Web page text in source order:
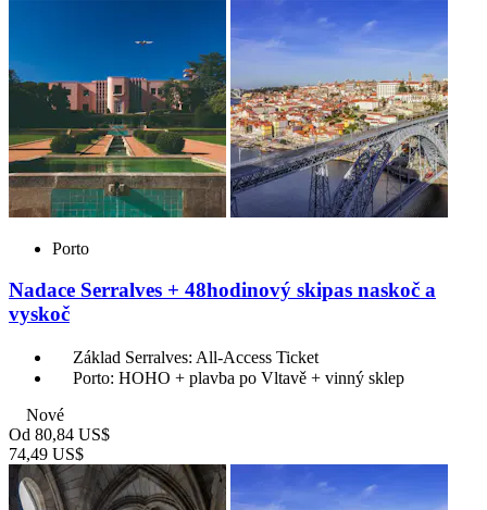
Porto
Nadace Serralves + 48hodinový skipas naskoč a
vyskoč
Základ Serralves: All-Access Ticket
Porto: HOHO + plavba po Vltavě + vinný sklep
Nové
Od 80,84 US$
74,49 US$